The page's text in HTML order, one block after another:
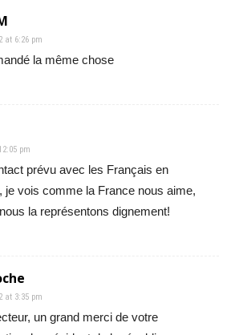
at 6:26 pm
la même chose
pm
prévu avec les Français en
je vois comme la France nous aime,
la représentons dignement!
at 3:35 pm
un grand merci de votre